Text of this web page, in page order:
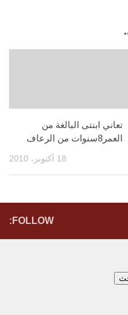
تعاني ابنتى البالغة من
العمر8سنوات من الرعاف
18 أكتوبر، 2010
FOLLOW: